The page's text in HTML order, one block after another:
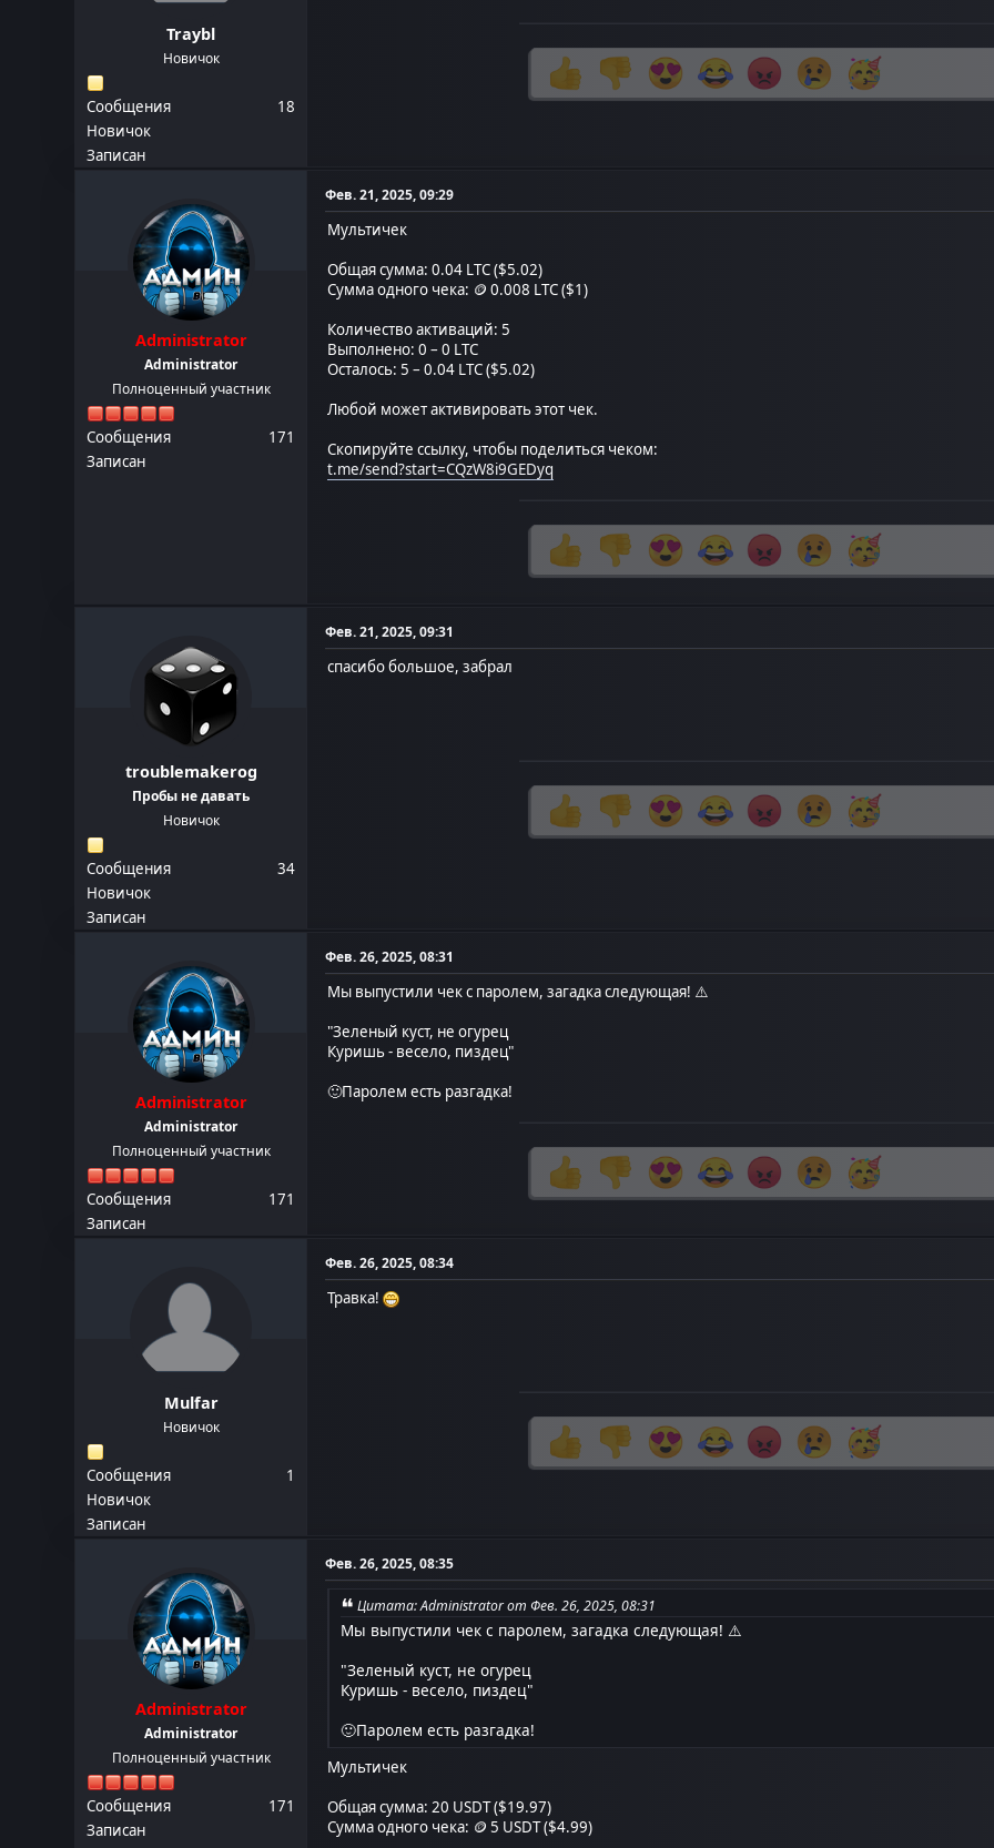
Traybl
Новичок
Сообщения
18
Новичок
Записан
Administrator
Administrator
Полноценный участник
Сообщения
171
Записан
Фев. 21, 2025, 09:29
Мультичек
Общая сумма: 0.04 LTC ($5.02)
Сумма одного чека: 🪙 0.008 LTC ($1)
Количество активаций: 5
Выполнено: 0 – 0 LTC
Осталось: 5 – 0.04 LTC ($5.02)
Любой может активировать этот чек.
Скопируйте ссылку, чтобы поделиться чеком:
t.me/send?start=CQzW8i9GEDyq
troublemakerog
Пробы не давать
Новичок
Сообщения
34
Новичок
Записан
Фев. 21, 2025, 09:31
спасибо большое, забрал
Administrator
Administrator
Полноценный участник
Сообщения
171
Записан
Фев. 26, 2025, 08:31
Мы выпустили чек с паролем, загадка следующая! ⚠️
"Зеленый куст, не огурец
Куришь - весело, пиздец"
🙂Паролем есть разгадка!
Mulfar
Новичок
Сообщения
1
Новичок
Записан
Фев. 26, 2025, 08:34
Травка!
Administrator
Administrator
Полноценный участник
Сообщения
171
Записан
Фев. 26, 2025, 08:35
Цитата: Administrator от Фев. 26, 2025, 08:31
Мы выпустили чек с паролем, загадка следующая! ⚠️
"Зеленый куст, не огурец
Куришь - весело, пиздец"
🙂Паролем есть разгадка!
Мультичек
Общая сумма: 20 USDT ($19.97)
Сумма одного чека: 🪙 5 USDT ($4.99)